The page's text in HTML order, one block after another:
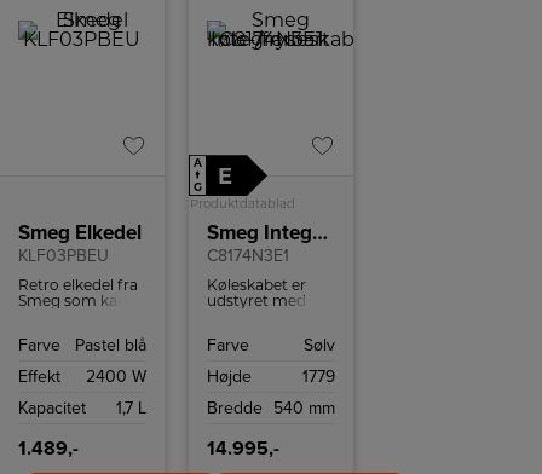
Smeg Elkedel
KLF03PBEU
Retro elkedel fra
Smeg som kan
tørkogningssikring
ved 100ºC.
Farve
Pastel blå
Effekt
2400 W
Kapacitet
1,7 L
1.489,-
A
↑
G
E
Produktdatablad
Smeg Integrerbart køle-/fryseskab
C8174N3E1
Køleskabet er
udstyret med
forhindrer
fryseren og
aldrig behøver at
manuelt. Det
ventilerede
Farve
Sølv
Højde
1779
Bredde
540 mm
14.995,-